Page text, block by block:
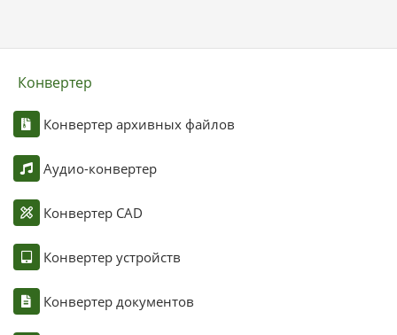
Конвертер
Конвертер архивных файлов
Аудио-конвертер
Конвертер CAD
Конвертер устройств
Конвертер документов